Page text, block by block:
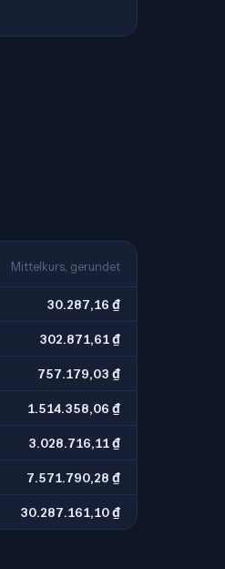
Mittelkurs, gerundet
30.287,16 ₫
302.871,61 ₫
757.179,03 ₫
1.514.358,06 ₫
3.028.716,11 ₫
7.571.790,28 ₫
30.287.161,10 ₫